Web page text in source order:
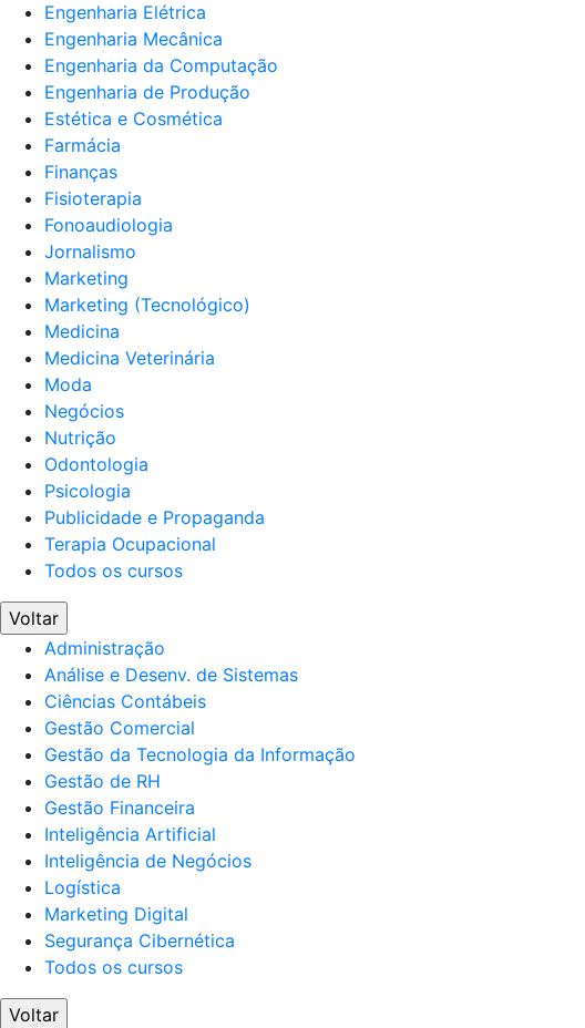
Engenharia Elétrica
Engenharia Mecânica
Engenharia da Computação
Engenharia de Produção
Estética e Cosmética
Farmácia
Finanças
Fisioterapia
Fonoaudiologia
Jornalismo
Marketing
Marketing (Tecnológico)
Medicina
Medicina Veterinária
Moda
Negócios
Nutrição
Odontologia
Psicologia
Publicidade e Propaganda
Terapia Ocupacional
Todos os cursos
Voltar
Administração
Análise e Desenv. de Sistemas
Ciências Contábeis
Gestão Comercial
Gestão da Tecnologia da Informação
Gestão de RH
Gestão Financeira
Inteligência Artificial
Inteligência de Negócios
Logística
Marketing Digital
Segurança Cibernética
Todos os cursos
Voltar